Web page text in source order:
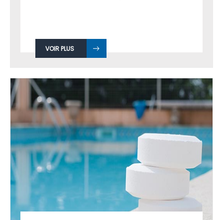
VOIR PLUS